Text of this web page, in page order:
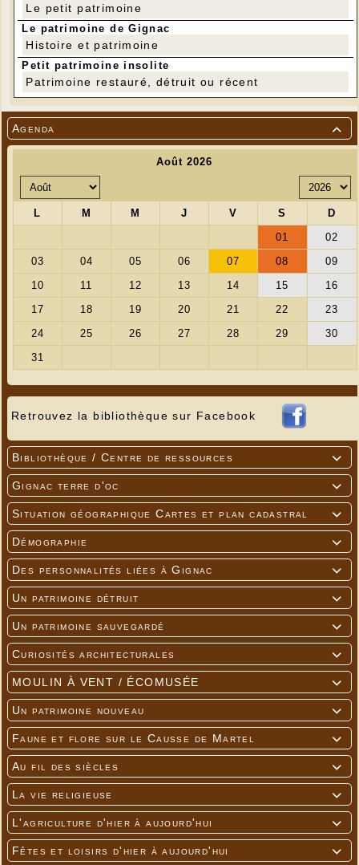

Agenda
Retrouvez la bibliothèque sur Facebook

Bibliothèque / Centre de ressources

Gignac terre d'oc

Situation géographique Cartes et plan cadastral

Démographie

Des personnalités liées à Gignac

Un patrimoine détruit

Un patrimoine sauvegardé

Curiosités architecturales

MOULIN À VENT / ÉCOMUSÉE

Un patrimoine nouveau

Faune et flore sur le Causse de Martel

Au fil des siècles

La vie religieuse

L'agriculture d'hier à aujourd'hui

Fêtes et loisirs d'hier à aujourd'hui
Le petit patrimoine
Le patrimoine de Gignac
Histoire et patrimoine
Petit patrimoine insolite
Patrimoine restauré, détruit ou récent